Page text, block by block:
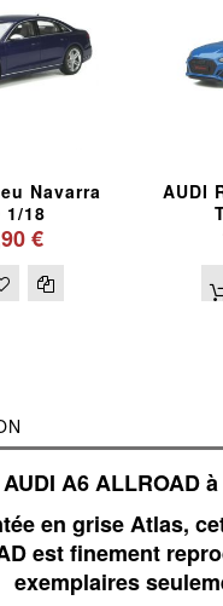
Navarra
1/18
€
AUDI
A6 ALLROAD
en grise Atlas,
est finement
exemplaires